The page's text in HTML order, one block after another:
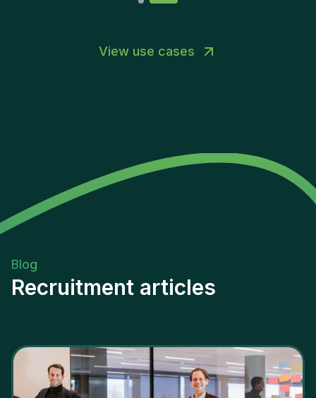
View use cases
Blog
Recruitment articles